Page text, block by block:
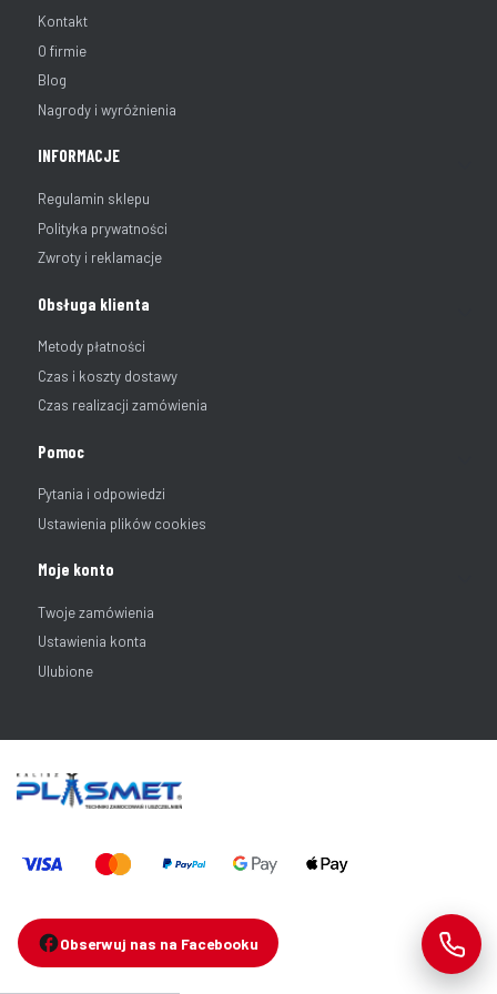
Kontakt
O firmie
Blog
Nagrody i wyróżnienia
INFORMACJE
Regulamin sklepu
Polityka prywatności
Zwroty i reklamacje
Obsługa klienta
Metody płatności
Czas i koszty dostawy
Czas realizacji zamówienia
Pomoc
Pytania i odpowiedzi
Ustawienia plików cookies
Moje konto
Twoje zamówienia
Ustawienia konta
Ulubione
Obserwuj nas na Facebooku